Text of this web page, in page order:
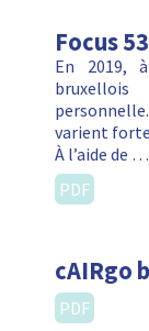
Focus
En 2019,
bruxellois
varient
À l’aide de …
PDF
cAIRgo
PDF